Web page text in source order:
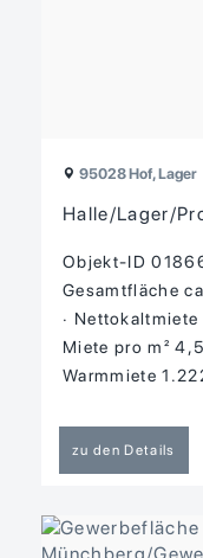
95028 Hof, Lager
Halle/Lager/
Objekt-ID
Gesamtfläche
Miete pro m²
Warmmiete
zu den Details